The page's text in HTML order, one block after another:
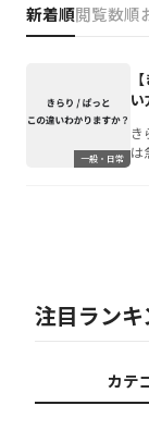
新着順閲覧数順
一般・日常
い
き
は
注目ラン
カテ